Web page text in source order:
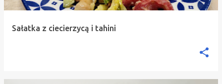
Sałatka z ciecierzycą i tahini